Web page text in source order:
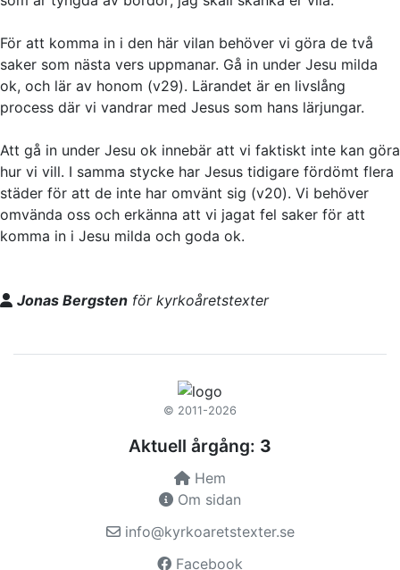
För att komma in i den här vilan behöver vi göra de två
saker som nästa vers uppmanar. Gå in under Jesu milda
ok, och lär av honom (v29). Lärandet är en livslång
process där vi vandrar med Jesus som hans lärjungar.
Att gå in under Jesu ok innebär att vi faktiskt inte kan göra
hur vi vill. I samma stycke har Jesus tidigare fördömt flera
städer för att de inte har omvänt sig (v20). Vi behöver
omvända oss och erkänna att vi jagat fel saker för att
komma in i Jesu milda och goda ok.
Jonas Bergsten för kyrkoåretstexter
© 2011-2026
Aktuell årgång: 3
Hem
Om sidan
info@kyrkoaretstexter.se
Facebook